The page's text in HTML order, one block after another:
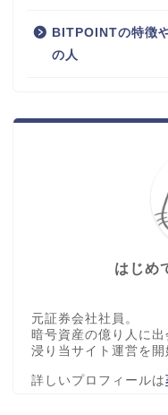
BITPOINTの特徴
の人
はじめ
元証券会社社員。
暗号資産の億り人に
浸り当サイト運営を開
詳しいプロフィールは